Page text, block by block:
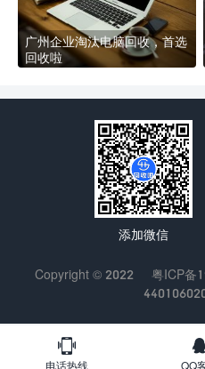
广州企业淘汰电脑回收，首选
回收啦

电话热线 QQ
添加微信
Copyright © 2022 粤ICP备